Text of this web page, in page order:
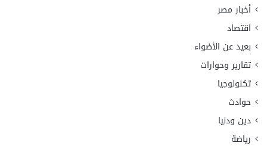
أخبار مصر
اقتصاد
بعيد عن الأضواء
تقارير وحوارات
تكنولوجيا
حوادث
دين ودنيا
رياضة